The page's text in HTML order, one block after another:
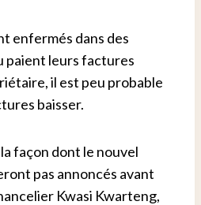
enfermés dans des
paient leurs factures
il est peu probable
baisser.
façon dont le nouvel
pas annoncés avant
Kwasi Kwarteng,